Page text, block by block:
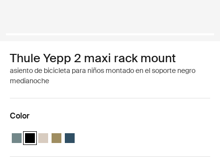
Thule Yepp 2 maxi rack mount
asiento de bicicleta para niños montado en el soporte negro
medianoche
Color
Thule Yepp 2 maxi Azul medio
Thule Yepp 2 maxi Negro medianoche (selected)
Thule Yepp 2 maxi Arena suave
Thule Yepp 2 maxi Verde nutria
Thule Yepp 2 maxi Majolica Blue